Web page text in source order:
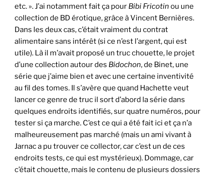
etc. ». J’ai notamment fait ça pour Bibi Fricotin ou une
collection de BD érotique, grâce à Vincent Bernières.
Dans les deux cas, c’était vraiment du contrat
alimentaire sans intérêt (si ce n’est l’argent, qui est
utile). Là il m’avait proposé un truc chouette, le projet
d’une collection autour des Bidochon, de Binet, une
série que j’aime bien et avec une certaine inventivité
au fil des tomes. Il s’avère que quand Hachette veut
lancer ce genre de truc il sort d’abord la série dans
quelques endroits identifiés, sur quatre numéros, pour
tester si ça marche. C’est ce qui a été fait ici et ça n’a
malheureusement pas marché (mais un ami vivant à
Jarnac a pu trouver ce collector, car c’est un de ces
endroits tests, ce qui est mystérieux). Dommage, car
c’était chouette, mais le contenu de plusieurs dossiers